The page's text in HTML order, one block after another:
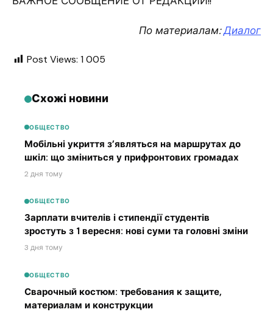
По материалам:Диалог
Post Views: 1 005
Схожі новини
ОБЩЕСТВО
Мобільні укриття з’являться на маршрутах до
шкіл: що зміниться у прифронтових громадах
2 дня тому
ОБЩЕСТВО
Зарплати вчителів і стипендії студентів
зростуть з 1 вересня: нові суми та головні зміни
3 дня тому
ОБЩЕСТВО
Сварочный костюм: требования к защите,
материалам и конструкции